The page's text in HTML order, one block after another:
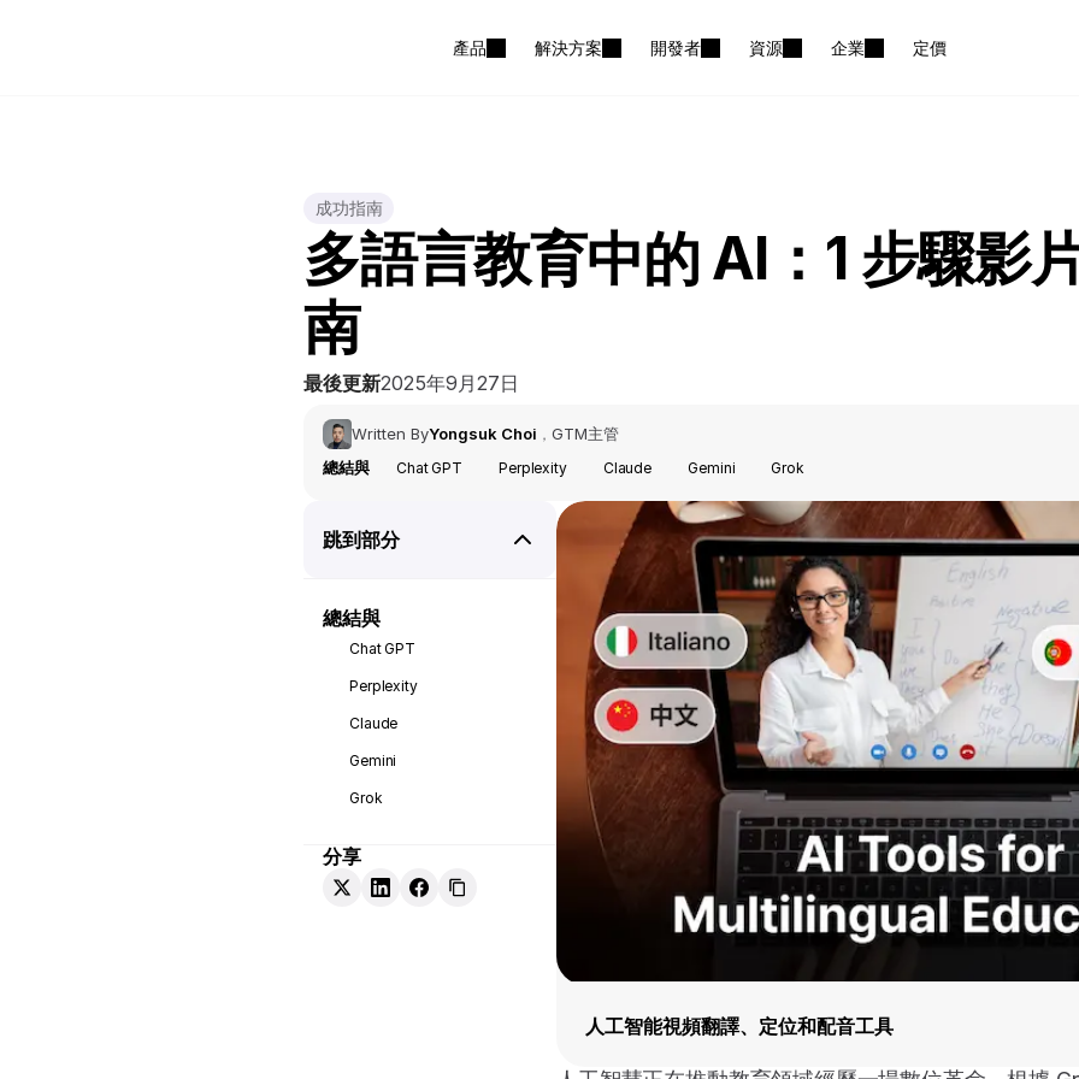
產品 解決方案 開發者 資源 企業 定價
成功指南
多語言教育中的 AI：1 步驟影
南
最後更新2025年9月27日
Written ByYongsuk Choi ， GTM主管
總結與
Chat GPT Perplexity Claude Gemini Grok
跳到部分
總結與
Chat GPT
Perplexity
Claude
Gemini
Grok
分享
人工智能視頻翻譯、定位和配音工具